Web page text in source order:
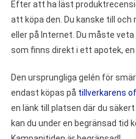
Efter att ha läst
att köpa den. Du kanske till
eller på Internet. Du måste
som finns direkt i ett apotek,
Den ursprungliga gelén för
endast köpas på tillverkarens
en länk till platsen där du
kan du under en begränsad tid